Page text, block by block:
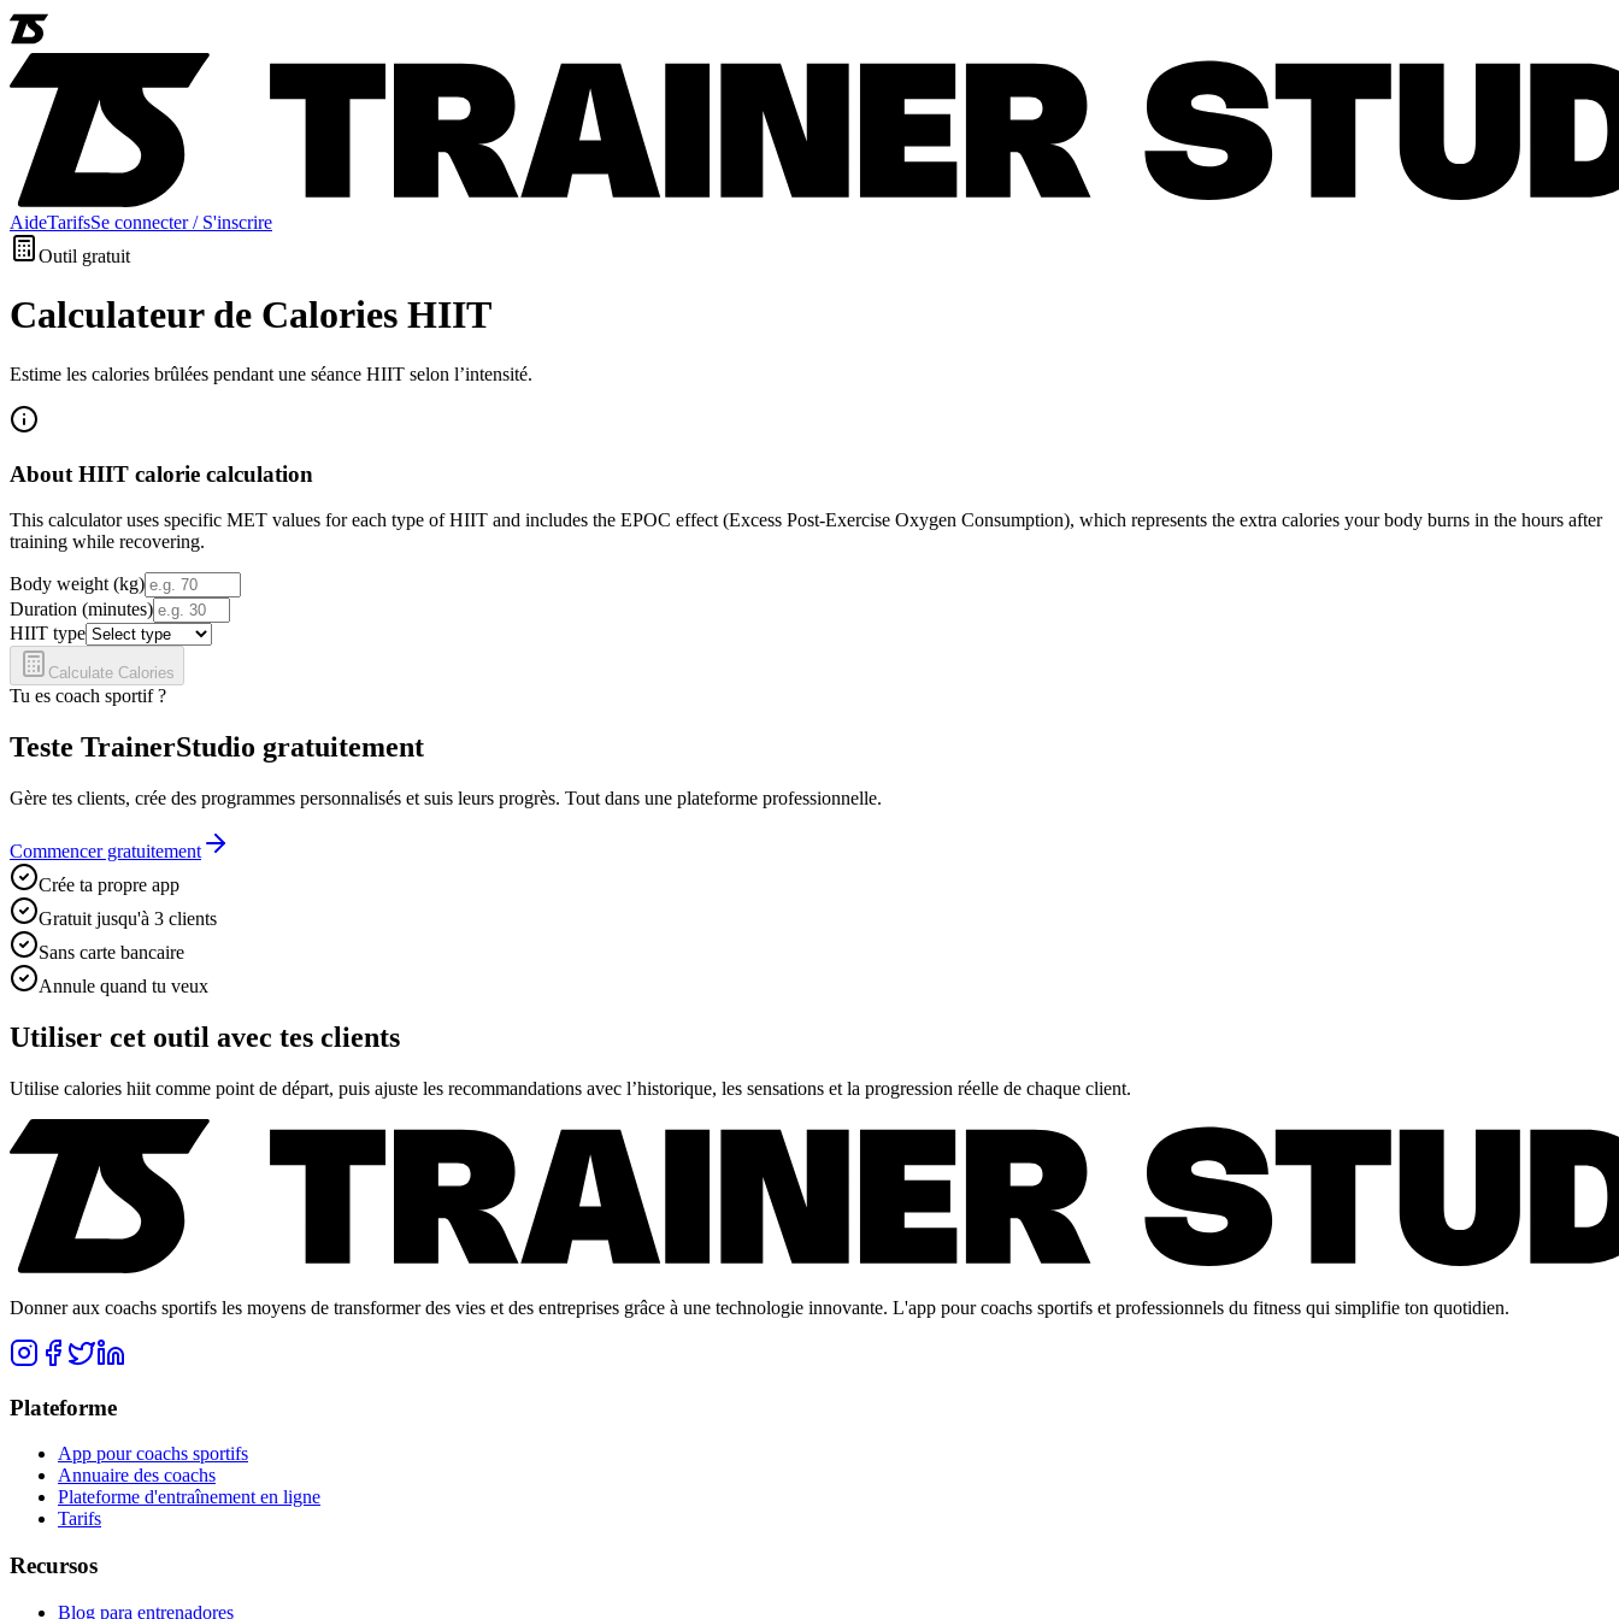
AideTarifsSe connecter / S'inscrire
Outil gratuit
Calculateur de Calories HIIT
Estime les calories brûlées pendant une séance HIIT selon l’intensité.
About HIIT calorie calculation
This calculator uses specific MET values for each type of HIIT and includes the EPOC effect (Excess Post-Exercise Oxygen Consumption), which represents the extra calories your body burns in the hours after
training while recovering.
Body weight (kg)
Duration (minutes)
HIIT type
Calculate Calories
Tu es coach sportif ?
Teste TrainerStudio gratuitement
Gère tes clients, crée des programmes personnalisés et suis leurs progrès. Tout dans une plateforme professionnelle.
Commencer gratuitement
Crée ta propre app
Gratuit jusqu'à 3 clients
Sans carte bancaire
Annule quand tu veux
Utiliser cet outil avec tes clients
Utilise calories hiit comme point de départ, puis ajuste les recommandations avec l’historique, les sensations et la progression réelle de chaque client.
Donner aux coachs sportifs les moyens de transformer des vies et des entreprises grâce à une technologie innovante. L'app pour coachs sportifs et professionnels du fitness qui simplifie ton quotidien.
Plateforme
App pour coachs sportifs
Annuaire des coachs
Plateforme d'entraînement en ligne
Tarifs
Recursos
Blog para entrenadores